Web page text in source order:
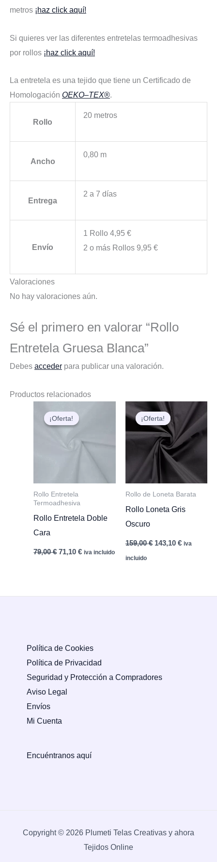
metros ¡haz click aquí!
Si quieres ver las diferentes entretelas termoadhesivas
por rollos ¡haz click aquí!
La entretela es una tejido que tiene un Certificado de
Homologación OEKO–TEX®.
Rollo
20 metros
Ancho
0,80 m
Entrega
2 a 7 días
Envío
1 Rollo 4,95 €
2 o más Rollos 9,95 €
Valoraciones
No hay valoraciones aún.
Sé el primero en valorar “Rollo
Entretela Gruesa Blanca”
Debes acceder para publicar una valoración.
Productos relacionados
¡Oferta!
¡Oferta!
Rollo Entretela
Termoadhesiva
Rollo Entretela Doble
Cara
79,00€ El
precio
71,10€El
precio
iva incluido
¡Oferta!
¡Oferta!
Rollo de Loneta Barata
Rollo Loneta Gris
Oscuro
159,00€ El
precio
143,10 €El
precio
iva
incluido
Política de Cookies
Política de Privacidad
Seguridad y Protección a Compradores
Aviso Legal
Envíos
Mi Cuenta
Encuéntranos aquí
Copyright © 2026 Plumeti Telas Creativas y ahora
Tejidos Online